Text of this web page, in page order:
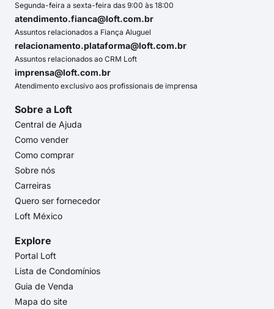
Segunda-feira a sexta-feira das 9:00 às 18:00
atendimento.fianca@loft.com.br
Assuntos relacionados a Fiança Aluguel
relacionamento.plataforma@loft.com.br
Assuntos relacionados ao CRM Loft
imprensa@loft.com.br
Atendimento exclusivo aos profissionais de imprensa
Sobre a Loft
Central de Ajuda
Como vender
Como comprar
Sobre nós
Carreiras
Quero ser fornecedor
Loft México
Explore
Portal Loft
Lista de Condomínios
Guia de Venda
Mapa do site